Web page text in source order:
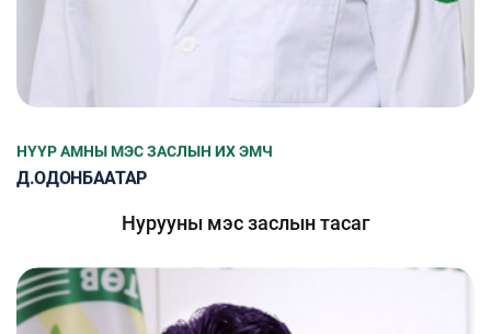
НҮҮР АМНЫ МЭС ЗАСЛЫН ИХ ЭМЧ
Д.ОДОНБААТАР
Нурууны мэс заслын тасаг